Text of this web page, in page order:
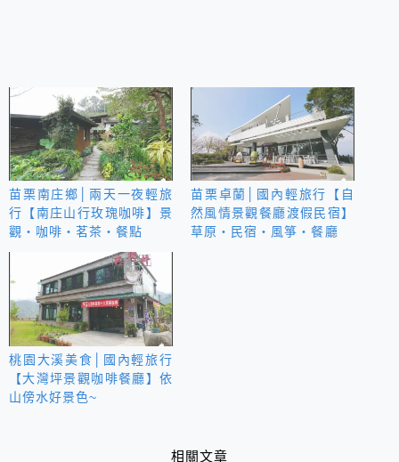
苗栗南庄鄉│兩天一夜輕旅
行【南庄山行玫瑰咖啡】景
觀‧咖啡‧茗茶‧餐點
苗栗卓蘭│國內輕旅行【自
然風情景觀餐廳渡假民宿】
草原‧民宿‧風箏‧餐廳
桃園大溪美食│國內輕旅行
【大灣坪景觀咖啡餐廳】依
山傍水好景色~
相關文章